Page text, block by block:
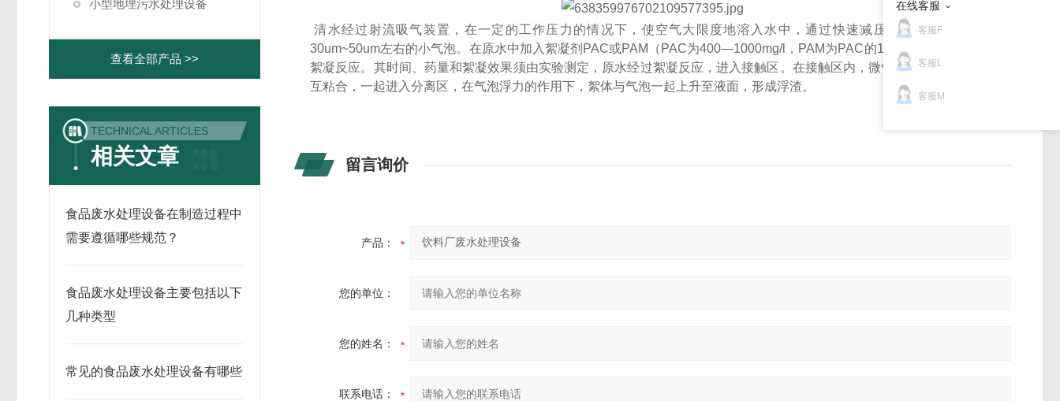
小型地埋污水处理设备
查看全部产品 >>
TECHNICAL ARTICLES
相关文章
食品废水处理设备在制造过程中
需要遵循哪些规范？
食品废水处理设备主要包括以下
几种类型
常见的食品废水处理设备有哪些
清水经过射流吸气装置，在一定的工作压力的情况下，使空气大限度地溶入水中，通过快速减压释放，形成直径在
30um~50um左右的小气泡。在原水中加入絮凝剂PAC或PAM（PAC为400—1000mg/l，PAM为PAC的1/5左右），经过有效
絮凝反应。其时间、药量和絮凝效果须由实验测定，原水经过絮凝反应，进入接触区。在接触区内，微气泡与原水中絮体相
互粘合，一起进入分离区，在气泡浮力的作用下，絮体与气泡一起上升至液面，形成浮渣。
留言询价
产品：
您的单位：
您的姓名：
联系电话：
在线客服
客服F
客服L
客服M